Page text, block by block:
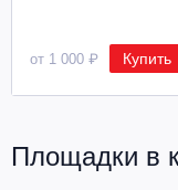
от 1 000 ₽ Купить
Площадки в